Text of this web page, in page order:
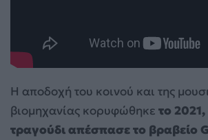
Η αποδοχή του κοινού και της
βιομηχανίας κορυφώθηκε το
τραγούδι απέσπασε το βραβείο